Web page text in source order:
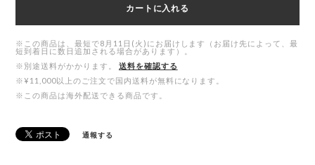
カートに入れる
※この商品は、最短で8月11日(火)にお届けします（お届け先によって、最
短到着日に数日追加される場合があります）。
※別途送料がかかります。
送料を確認する
※¥11,000以上のご注文で国内送料が無料になります。
※この商品は海外配送できる商品です。
通報する